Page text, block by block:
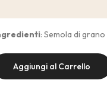
: Semola di
Aggiungi al Carrello